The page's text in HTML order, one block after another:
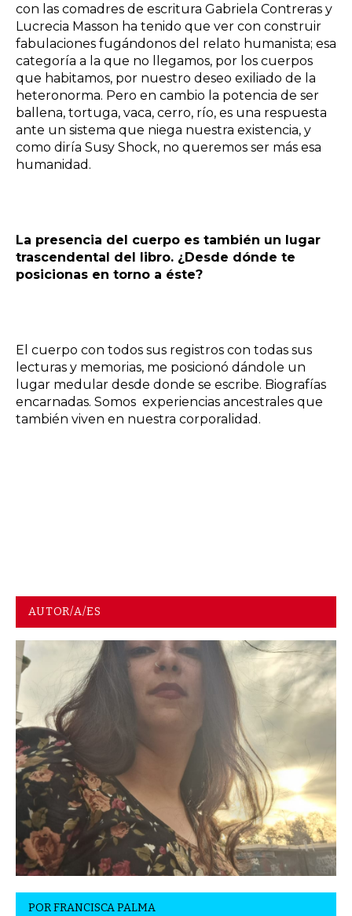
con las comadres de escritura Gabriela Contreras y
Lucrecia Masson ha tenido que ver con construir
fabulaciones fugándonos del relato humanista; esa
categoría a la que no llegamos, por los cuerpos
que habitamos, por nuestro deseo exiliado de la
heteronorma. Pero en cambio la potencia de ser
ballena, tortuga, vaca, cerro, río, es una respuesta
ante un sistema que niega nuestra existencia, y
como diría Susy Shock, no queremos ser más esa
humanidad.
La presencia del cuerpo es también un lugar
trascendental del libro. ¿Desde dónde te
posicionas en torno a éste?
El cuerpo con todos sus registros con todas sus
lecturas y memorias, me posicionó dándole un
lugar medular desde donde se escribe. Biografías
encarnadas. Somos experiencias ancestrales que
también viven en nuestra corporalidad.
AUTOR/A/ES
PORFRANCISCA PALMA